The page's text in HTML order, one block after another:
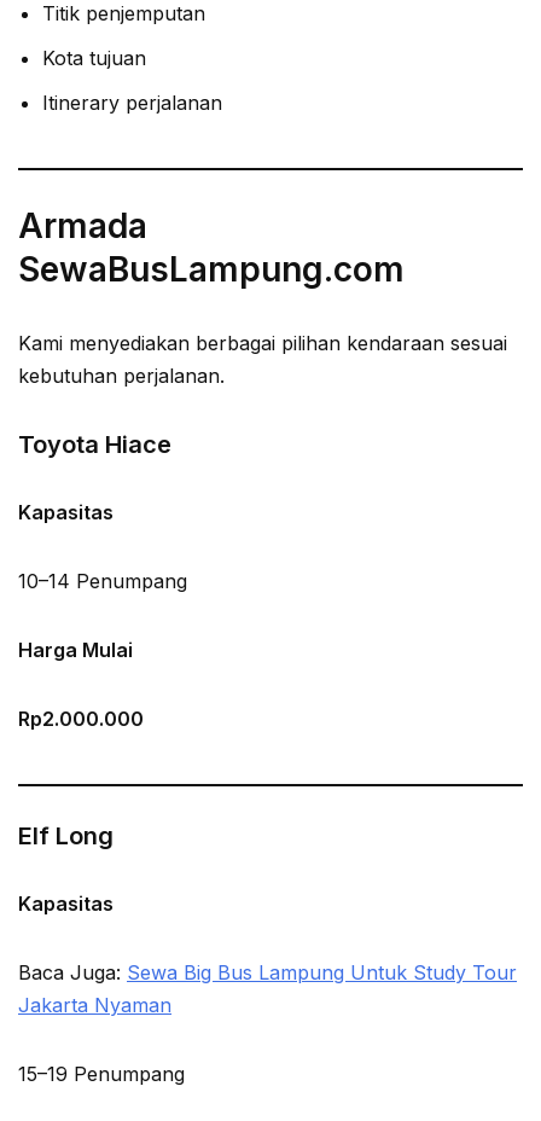
Titik penjemputan
Kota tujuan
Itinerary perjalanan
Armada
SewaBusLampung.com
Kami menyediakan berbagai pilihan kendaraan sesuai
kebutuhan perjalanan.
Toyota Hiace
Kapasitas
10–14 Penumpang
Harga Mulai
Rp2.000.000
Elf Long
Kapasitas
Baca Juga: Sewa Big Bus Lampung Untuk Study Tour
Jakarta Nyaman
15–19 Penumpang